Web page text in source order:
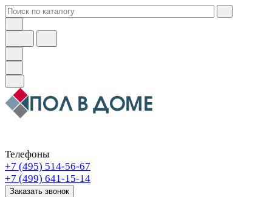
Телефоны
+7 (495) 514-56-67
+7 (499) 641-15-14
Заказать звонок